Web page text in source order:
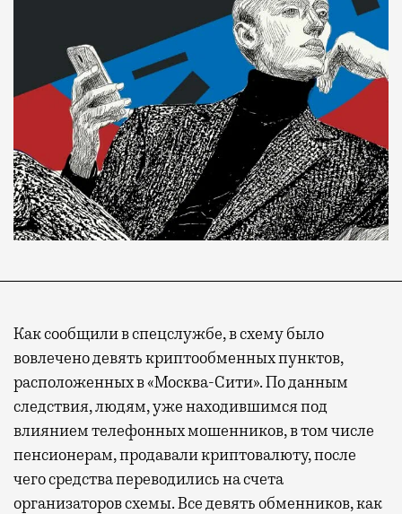
Как сообщили в спецслужбе, в схему было
вовлечено девять криптообменных пунктов,
расположенных в «Москва-Сити». По данным
следствия, людям, уже находившимся под
влиянием телефонных мошенников, в том числе
пенсионерам, продавали криптовалюту, после
чего средства переводились на счета
организаторов схемы. Все девять обменников, как